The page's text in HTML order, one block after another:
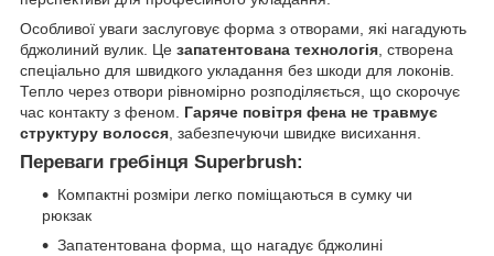
Особливої уваги заслуговує форма з отворами, які нагадують
бджолиний вулик. Це запатентована технологія , створена
спеціально для швидкого укладання без шкоди для локонів.
Тепло через отвори рівномірно розподіляється, що скорочує
час контакту з феном. Гаряче повітря фена не травмує
структуру волосся , забезпечуючи швидке висихання.
Переваги гребінця Superbrush:
Компактні розміри легко поміщаються в сумку чи
рюкзак
Запатентована форма, що нагадує бджолині